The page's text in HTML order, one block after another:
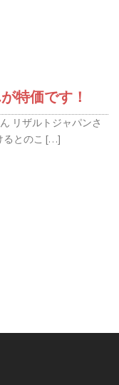
特価です！
リザルトジャパンさ
るとのこ […]